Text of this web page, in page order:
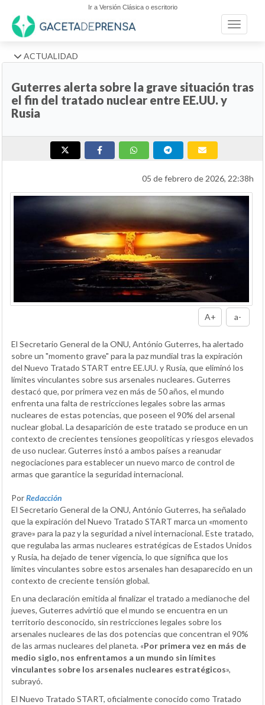
Ir a Versión Clásica o escritorio
Toggle
ACTUALIDAD
Guterres alerta sobre la grave situación tras
el fin del tratado nuclear entre EE.UU. y
Rusia
05 de febrero de 2026, 22:38h
A+ a-
El Secretario General de la ONU, António Guterres, ha alertado
sobre un "momento grave" para la paz mundial tras la expiración
del Nuevo Tratado START entre EE.UU. y Rusia, que eliminó los
límites vinculantes sobre sus arsenales nucleares. Guterres
destacó que, por primera vez en más de 50 años, el mundo
enfrenta una falta de restricciones legales sobre las armas
nucleares de estas potencias, que poseen el 90% del arsenal
nuclear global. La desaparición de este tratado se produce en un
contexto de crecientes tensiones geopolíticas y riesgos elevados
de uso nuclear. Guterres instó a ambos países a reanudar
negociaciones para establecer un nuevo marco de control de
armas que garantice la seguridad internacional.
PorRedacción
El Secretario General de la ONU, António Guterres, ha señalado
que la expiración del Nuevo Tratado START marca un «momento
grave» para la paz y la seguridad a nivel internacional. Este tratado,
que regulaba las armas nucleares estratégicas de Estados Unidos
y Rusia, ha dejado de tener vigencia, lo que significa que los
límites vinculantes sobre estos arsenales han desaparecido en un
contexto de creciente tensión global.
En una declaración emitida al finalizar el tratado a medianoche del
jueves, Guterres advirtió que el mundo se encuentra en un
territorio desconocido, sin restricciones legales sobre los
arsenales nucleares de las dos potencias que concentran el 90%
de las armas nucleares del planeta. «Por primera vez en más de
medio siglo, nos enfrentamos a un mundo sin límites
vinculantes sobre los arsenales nucleares estratégicos»,
subrayó.
El Nuevo Tratado START, oficialmente conocido como Tratado